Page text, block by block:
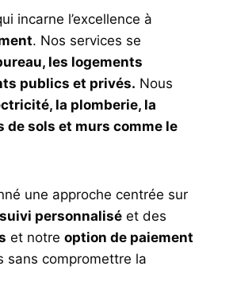
incarne l’excellence à
. Nos services se
les logements
publics et privés. Nous
la plomberie, la
sols et murs comme le
une approche centrée sur
suivi personnaliséet des
et notre option de paiement
sans compromettre la